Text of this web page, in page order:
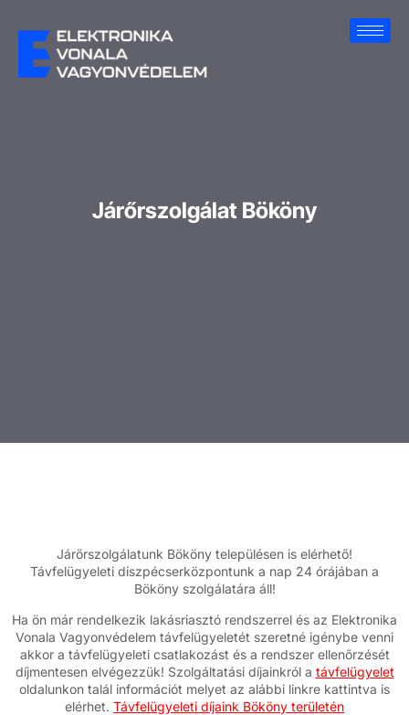
Járőrszolgálat Bököny
Járőrszolgálatunk Bököny településen is elérhető!
Távfelügyeleti diszpécserközpontunk a nap 24 órájában a
Bököny szolgálatára áll!
Ha ön már rendelkezik lakásriasztó rendszerrel és az Elektronika
Vonala Vagyonvédelem távfelügyeletét szeretné igénybe venni
akkor a távfelügyeleti csatlakozást és a rendszer ellenőrzését
díjmentesen elvégezzük! Szolgáltatási díjainkról a távfelügyelet
oldalunkon talál információt melyet az alábbi linkre kattintva is
elérhet. Távfelügyeleti díjaink Bököny területén